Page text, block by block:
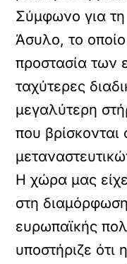
Σύμφωνο για
Άσυλο, το
προστασία των
ταχύτερες
μεγαλύτερη
που
Η χώρα μας
στη
ευρωπαϊκής
υποστήριζε ότι